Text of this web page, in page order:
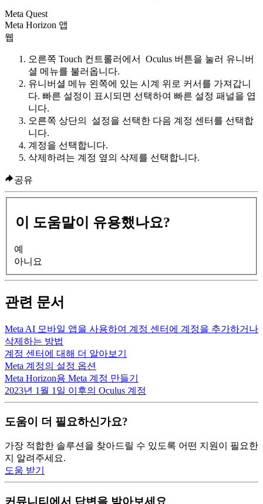
Meta Quest
Meta Horizon 앱
웹
오른쪽 Touch 컨트롤러에서 Oculus 버튼을 눌러 유니버
셜 메뉴를 불러옵니다.
유니버셜 메뉴 왼쪽에 있는 시계 위로 커서를 가져갑니
다. 빠른 설정이 표시되면 선택하여 빠른 설정 패널을 엽
니다.
오른쪽 상단의
설정을 선택한 다음 계정 센터 를 선택합
니다.
계정을 선택합니다.
삭제하려는 계정 옆의 삭제 를 선택합니다.
공유
이 도움말이 유용했나요?
예
아니요
관련 문서
Meta AI 모바일 앱을 사용하여 계정 센터에 계정을 추가하거나
삭제하는 방법
계정 센터에 대해 더 알아보기
Meta 계정의 설정 옵션
Meta Horizon용 Meta 계정 만들기
2023년 1월 1일 이후의 Oculus 계정
도움이 더 필요하신가요?
가장 적합한 솔루션을 찾아드릴 수 있도록 어떤 지원이 필요한
지 알려주세요.
도움 받기
커뮤니티에서 답변을 받아보세요